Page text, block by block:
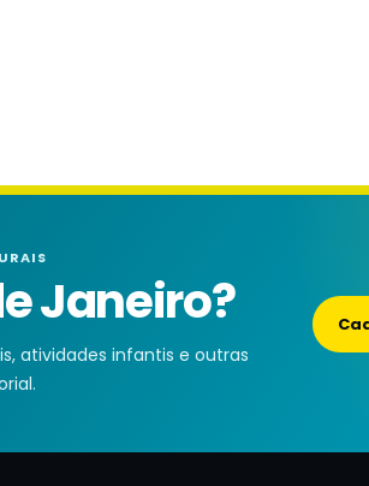
Janeiro?
atividades infantis e outras